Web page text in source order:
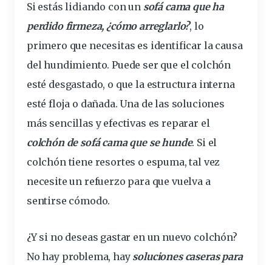
Si estás lidiando con un sofá cama que ha
perdido firmeza, ¿cómo arreglarlo?, lo
primero que necesitas es identificar la causa
delhundimiento. Puede ser que el colchón
esté desgastado, o que la estructurainterna
esté floja o dañada. Una de las soluciones
más sencillas y efectivas esreparar el
colchón de sofá cama que se hunde. Si el
colchón tiene resortes o espuma, tal vez
necesite un refuerzo para que vuelva a
sentirse cómodo.
¿Y si no deseas gastar en un nuevo colchón?
No hay problema, hay soluciones caseras para